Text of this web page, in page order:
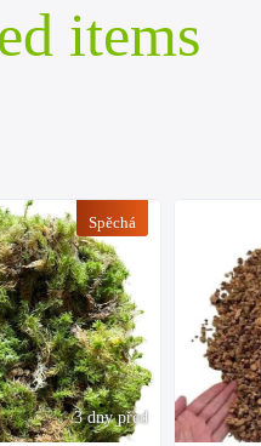
items
3 dny před
Spěchá